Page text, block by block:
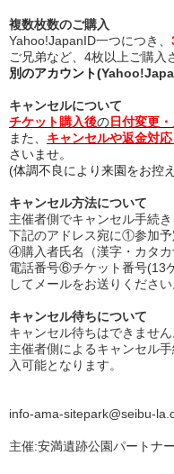
複数枚数のご購入
Yahoo!JapanID一つにつき、
ご兄弟など、4枚以上ご購入
別のアカウント(
キャンセルについて
チケット購入後の日付変更
また、 キャンセルや返金対
さいませ。
(体調不良により来園をお控
キャンセル方法について
主催者側でキャンセル手続き
下記のアドレス宛に①参加
④購入者氏名（漢字・カタ
電話番号⑥チケット番号
してメールをお送りください
キャンセル待ちについて
キャンセル待ちはできません
主催者側によるキャンセル
入可能となります。
info-ama-sitepark@seibu-
主催:安満遺跡公園パートナ